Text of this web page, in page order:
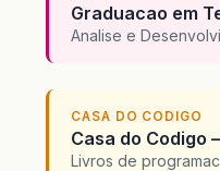
Graduacao em
Analise e
CASA DO CODIGO
Casa do Codigo
Livros de